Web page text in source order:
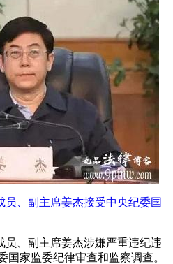
员、副主席姜杰接受中央纪委国
员、副主席姜杰涉嫌严重违纪违
国家监委纪律审查和监察调查。